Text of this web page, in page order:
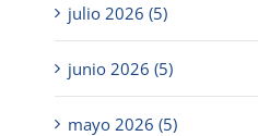
julio 2026 (5)
junio 2026 (5)
mayo 2026 (5)